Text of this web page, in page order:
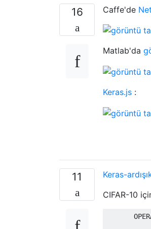
16 Caffe'de
Matlab'da
Keras.js :
11 Keras-
CIFAR-10